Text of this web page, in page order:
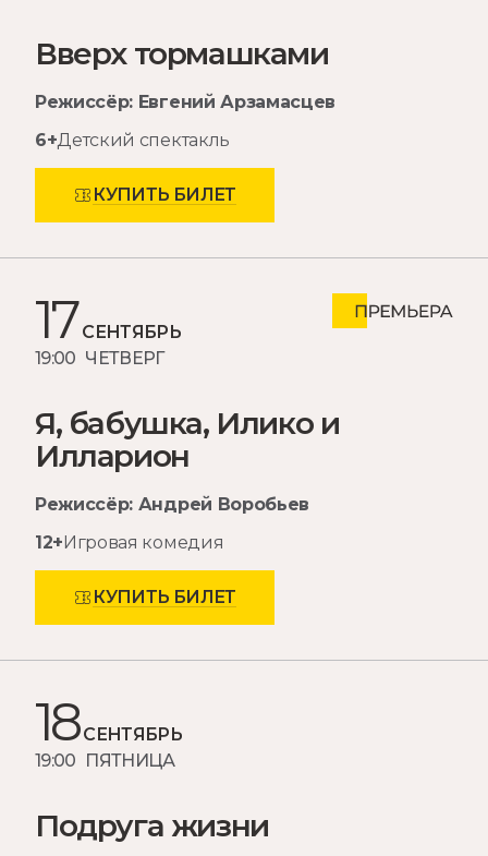
Вверх тормашками
Режиссёр: Евгений Арзамасцев
6+Детский спектакль
КУПИТЬ БИЛЕТ
17 СЕНТЯБРЬ
19:00 ЧЕТВЕРГ
Я, бабушка, Илико и
Илларион
Режиссёр: Андрей Воробьев
12+Игровая комедия
КУПИТЬ БИЛЕТ
18 СЕНТЯБРЬ
19:00 ПЯТНИЦА
Подруга жизни